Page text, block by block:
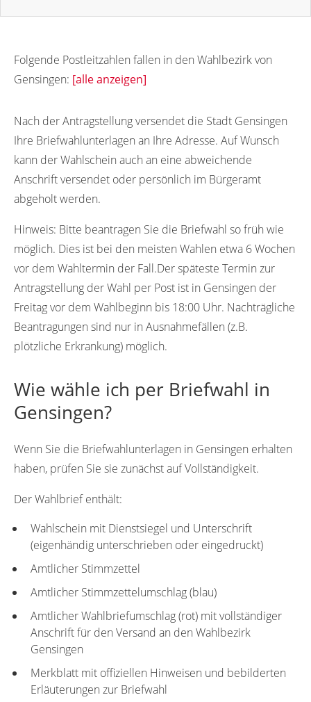
Folgende Postleitzahlen fallen in den Wahlbezirk von
Gensingen: [alle anzeigen]
Nach der Antragstellung versendet die Stadt Gensingen
Ihre Briefwahlunterlagen an Ihre Adresse. Auf Wunsch
kann der Wahlschein auch an eine abweichende
Anschrift versendet oder persönlich im Bürgeramt
abgeholt werden.
Hinweis: Bitte beantragen Sie die Briefwahl so früh wie
möglich. Dies ist bei den meisten Wahlen etwa 6 Wochen
vor dem Wahltermin der Fall.Der späteste Termin zur
Antragstellung der Wahl per Post ist in Gensingen der
Freitag vor dem Wahlbeginn bis 18:00 Uhr. Nachträgliche
Beantragungen sind nur in Ausnahmefällen (z.B.
plötzliche Erkrankung) möglich.
Wie wähle ich per Briefwahl in
Gensingen?
Wenn Sie die Briefwahlunterlagen in Gensingen erhalten
haben, prüfen Sie sie zunächst auf Vollständigkeit.
Der Wahlbrief enthält:
Wahlschein mit Dienstsiegel und Unterschrift
(eigenhändig unterschrieben oder eingedruckt)
Amtlicher Stimmzettel
Amtlicher Stimmzettelumschlag (blau)
Amtlicher Wahlbriefumschlag (rot) mit vollständiger
Anschrift für den Versand an den Wahlbezirk
Gensingen
Merkblatt mit offiziellen Hinweisen und bebilderten
Erläuterungen zur Briefwahl